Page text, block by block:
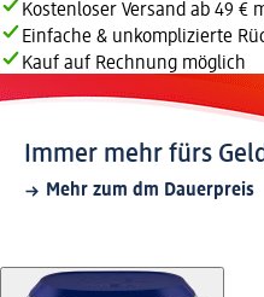
Kostenloser Versand ab 49 €
Einfache & unkomplizierte
Kauf auf Rechnung möglich
Immer mehr fürs
Mehr zum dm Dauerpreis